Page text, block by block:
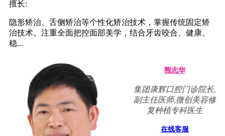
擅长:
隐形矫治、舌侧矫治等个性化矫治技术，掌握传统固定矫
治技术。注重全面把控面部美学，结合牙齿咬合、健康、
稳...
熊志华
集团康辉口腔门诊院长,
副主任医师,微创美容修
复种植专科医生
在线客服